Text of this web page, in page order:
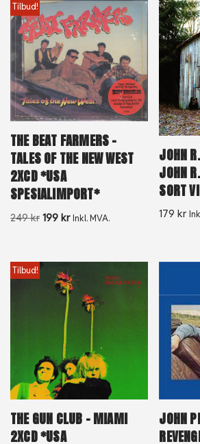
Tilbud!
THE BEAT FARMERS –
TALES OF THE NEW WEST
2XCD *USA
SPESIALIMPORT*
249kr 199 kr Inkl. MVA.
JOHN
JOHN
SORT
179kr
Tilbud!
THE GUN CLUB – MIAMI
2XCD *USA
JOHN